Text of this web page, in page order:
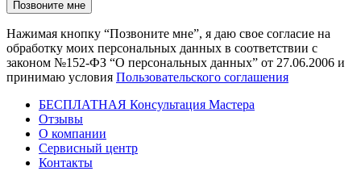
Нажимая кнопку “Позвоните мне”, я даю свое согласие на
обработку моих персональных данных в соответствии с
законом №152-ФЗ “О персональных данных” от 27.06.2006 и
принимаю условия Пользовательского соглашения
БЕСПЛАТНАЯ Консультация Мастера
Отзывы
О компании
Сервисный центр
Контакты